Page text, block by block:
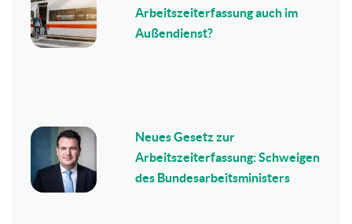
Arbeitszeiterfassung auch im
Außendienst?
Neues Gesetz zur
Arbeitszeiterfassung: Schweigen
des Bundesarbeitsministers